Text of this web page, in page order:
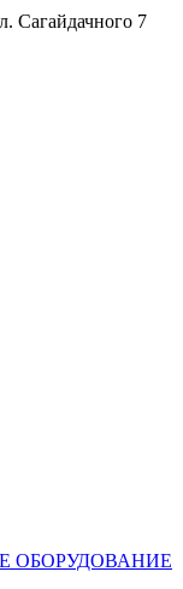
Сагайдачного 7
ОБОРУДОВАНИЕ